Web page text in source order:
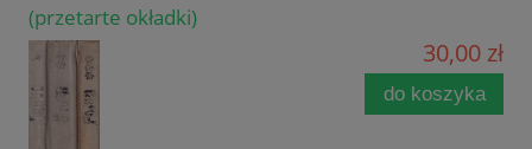
(przetarte okładki)
30,00 zł
do koszyka